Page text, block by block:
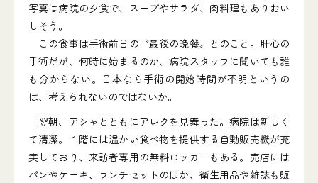
写真は病院の夕食で、スープやサラダ、肉料理もありおい
しそう。
この食事は手術前日の〝最後の晩餐〟とのこと。肝心の
手術だが、何時に始まるのか、病院スタッフに聞いても誰
も分からない。日本なら手術の開始時間が不明というの
は、考えられないのではないか。
翌朝、アシャとともにアレクを見舞った。病院は新しく
て清潔。１階には温かい食べ物を提供する自動販売機が充
実しており、来訪者専用の無料ロッカーもある。売店には
パンやケーキ、ランチセットのほか、衛生用品や雑誌も販